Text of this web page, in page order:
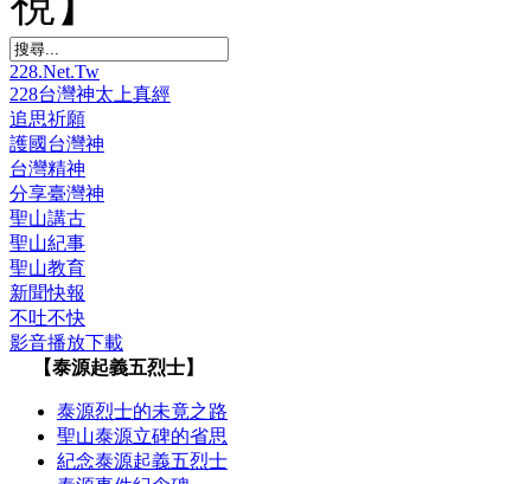
228.Net.Tw
228台灣神太上真經
追思祈願
護國台灣神
台灣精神
分享臺灣神
聖山講古
聖山紀事
聖山教育
新聞快報
不吐不快
影音播放下載
【泰源起義五烈士】
泰源烈士的未竟之路
聖山泰源立碑的省思
紀念泰源起義五烈士